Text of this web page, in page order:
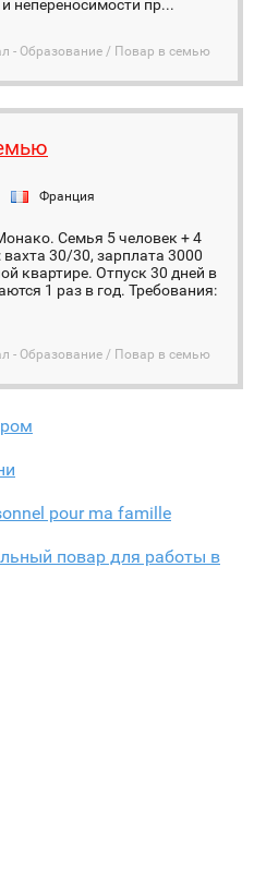
непереносимости пр...
- Образование / Повар в семью
Франция
Семья 5 человек + 4
30/30, зарплата 3000
квартире. Отпуск 30 дней в
1 раз в год. Требования:
- Образование / Повар в семью
pour ma famille
повар для работы в